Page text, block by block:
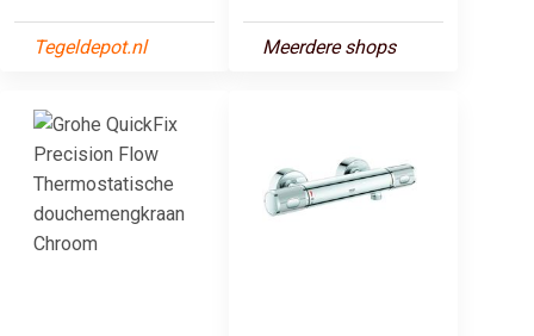
Tegeldepot.nl Meerdere shops